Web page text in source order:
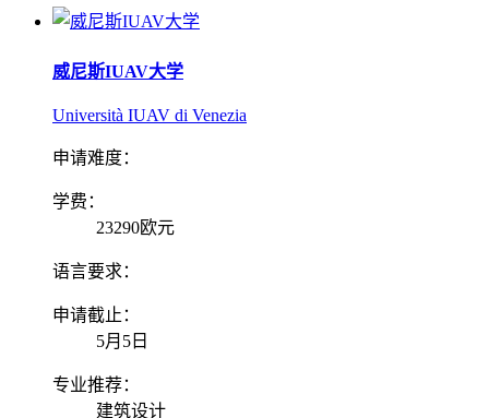
威尼斯IUAV大学
Università IUAV di Venezia
申请难度：
学费：
23290欧元
语言要求：
申请截止：
5月5日
专业推荐：
建筑设计